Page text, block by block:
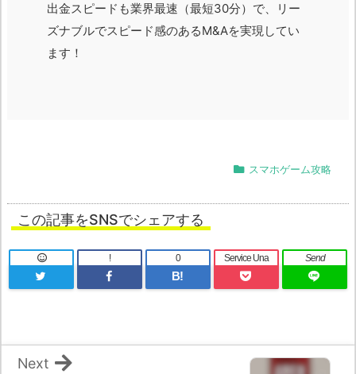
出金スピードも業界最速（最短30分）で、リー
ズナブルでスピード感のあるM&Aを実現してい
ます！
スマホゲーム攻略
この記事をSNSでシェアする
!
B!
0 Service Una Send
Next